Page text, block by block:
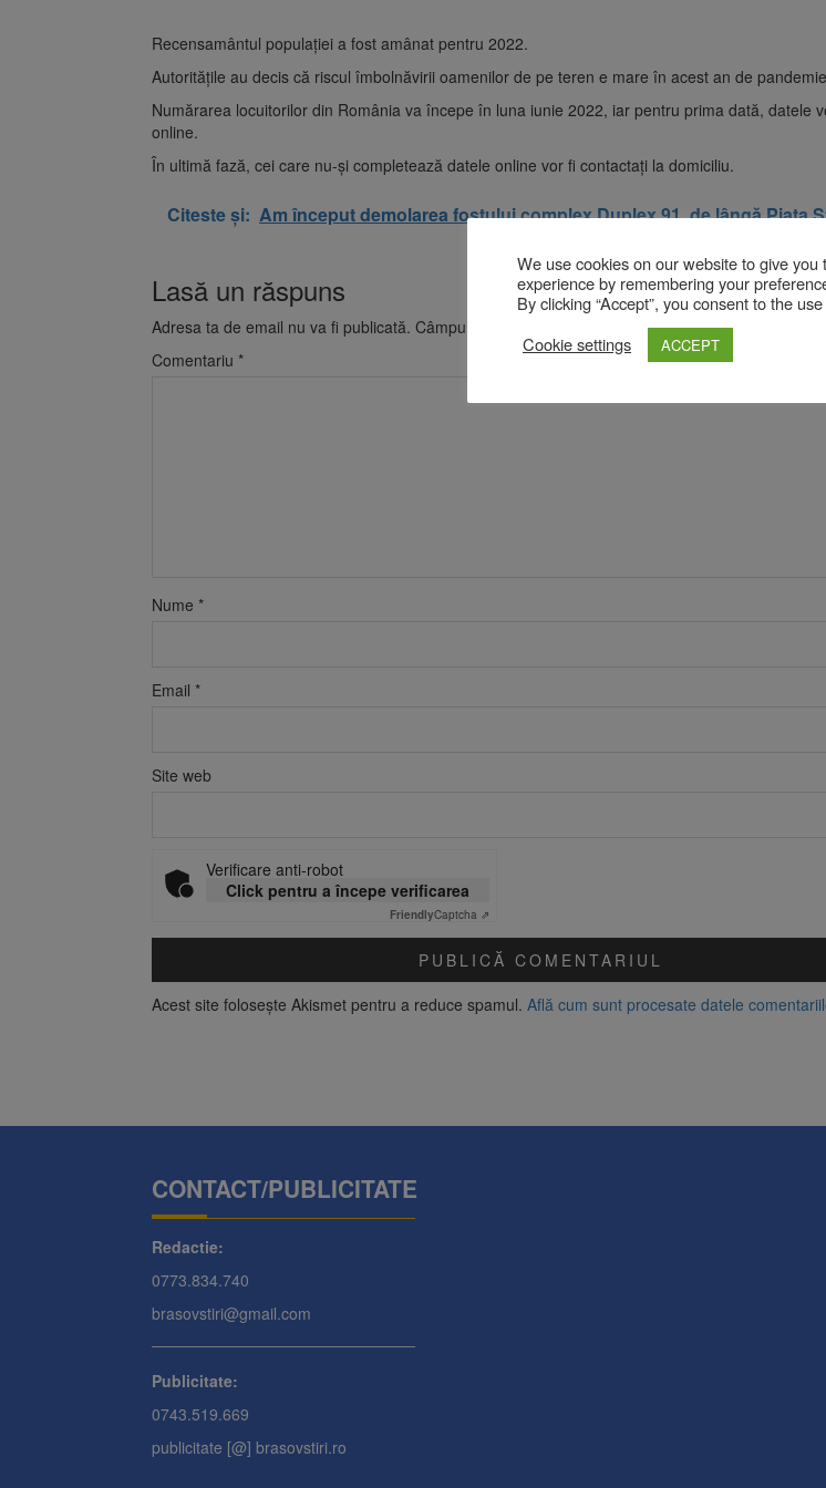
Recensamântul populației a fost amânat pentru 2022.
Autorităţile au decis că riscul îmbolnăvirii oamenilor de pe teren e mare în acest an de
Numărarea locuitorilor din România va începe în luna iunie 2022, iar pentru prima dată, datele
online.
În ultimă fază, cei care nu-şi completează datele online vor fi contactaţi la domiciliu.
Citeste și: Am început demolarea fostului complex Duplex 91, de lângă Piața
Lasă un răspuns
Adresa ta de email nu va fi publicată. Câmpurile obligatorii sunt marcate cu*
Comentariu *
Nume *
Email *
Site web
Verificare anti-robot
Click pentru a începe verificarea
FriendlyCaptcha ⇗
Acest site folosește Akismet pentru a reduce spamul. Află cum sunt procesate datele
CONTACT/PUBLICITATE
Redactie:
0773.834.740
brasovstiri@gmail.com
Publicitate:
0743.519.669
publicitate [@] brasovstiri.ro
We use cookies on our website to give you
experience by remembering your
By clicking “Accept”, you consent to the
Cookie settings
ACCEPT